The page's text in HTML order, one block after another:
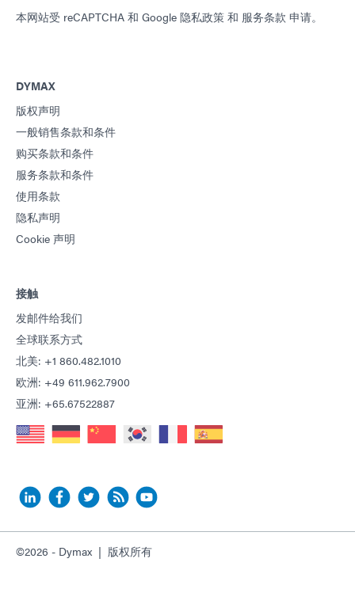
本网站受 reCAPTCHA 和 Google 隐私政策 和 服务条款 申请。
DYMAX
版权声明
一般销售条款和条件
购买条款和条件
服务条款和条件
使用条款
隐私声明
Cookie 声明
接触
发邮件给我们
全球联系方式
北美: +1 860.482.1010
欧洲: +49 611.962.7900
亚洲: +65.67522887
©2026 - Dymax | 版权所有